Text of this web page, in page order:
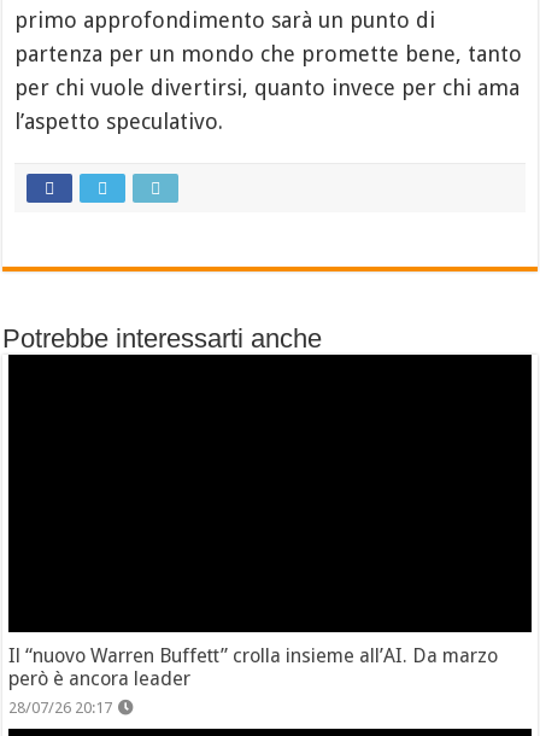
primo approfondimento sarà un punto di
partenza per un mondo che promette bene, tanto
per chi vuole divertirsi, quanto invece per chi ama
l’aspetto speculativo.
Potrebbe interessarti anche
Il “nuovo Warren Buffett” crolla insieme all’AI. Da marzo
però è ancora leader
28/07/26 20:17